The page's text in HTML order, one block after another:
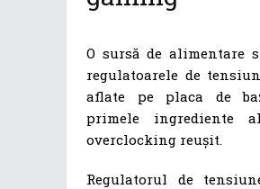
O sursă de alimentare
regulatoarele de
aflate pe placa de
primele ingrediente
overclocking reușit.
Regulatorul de